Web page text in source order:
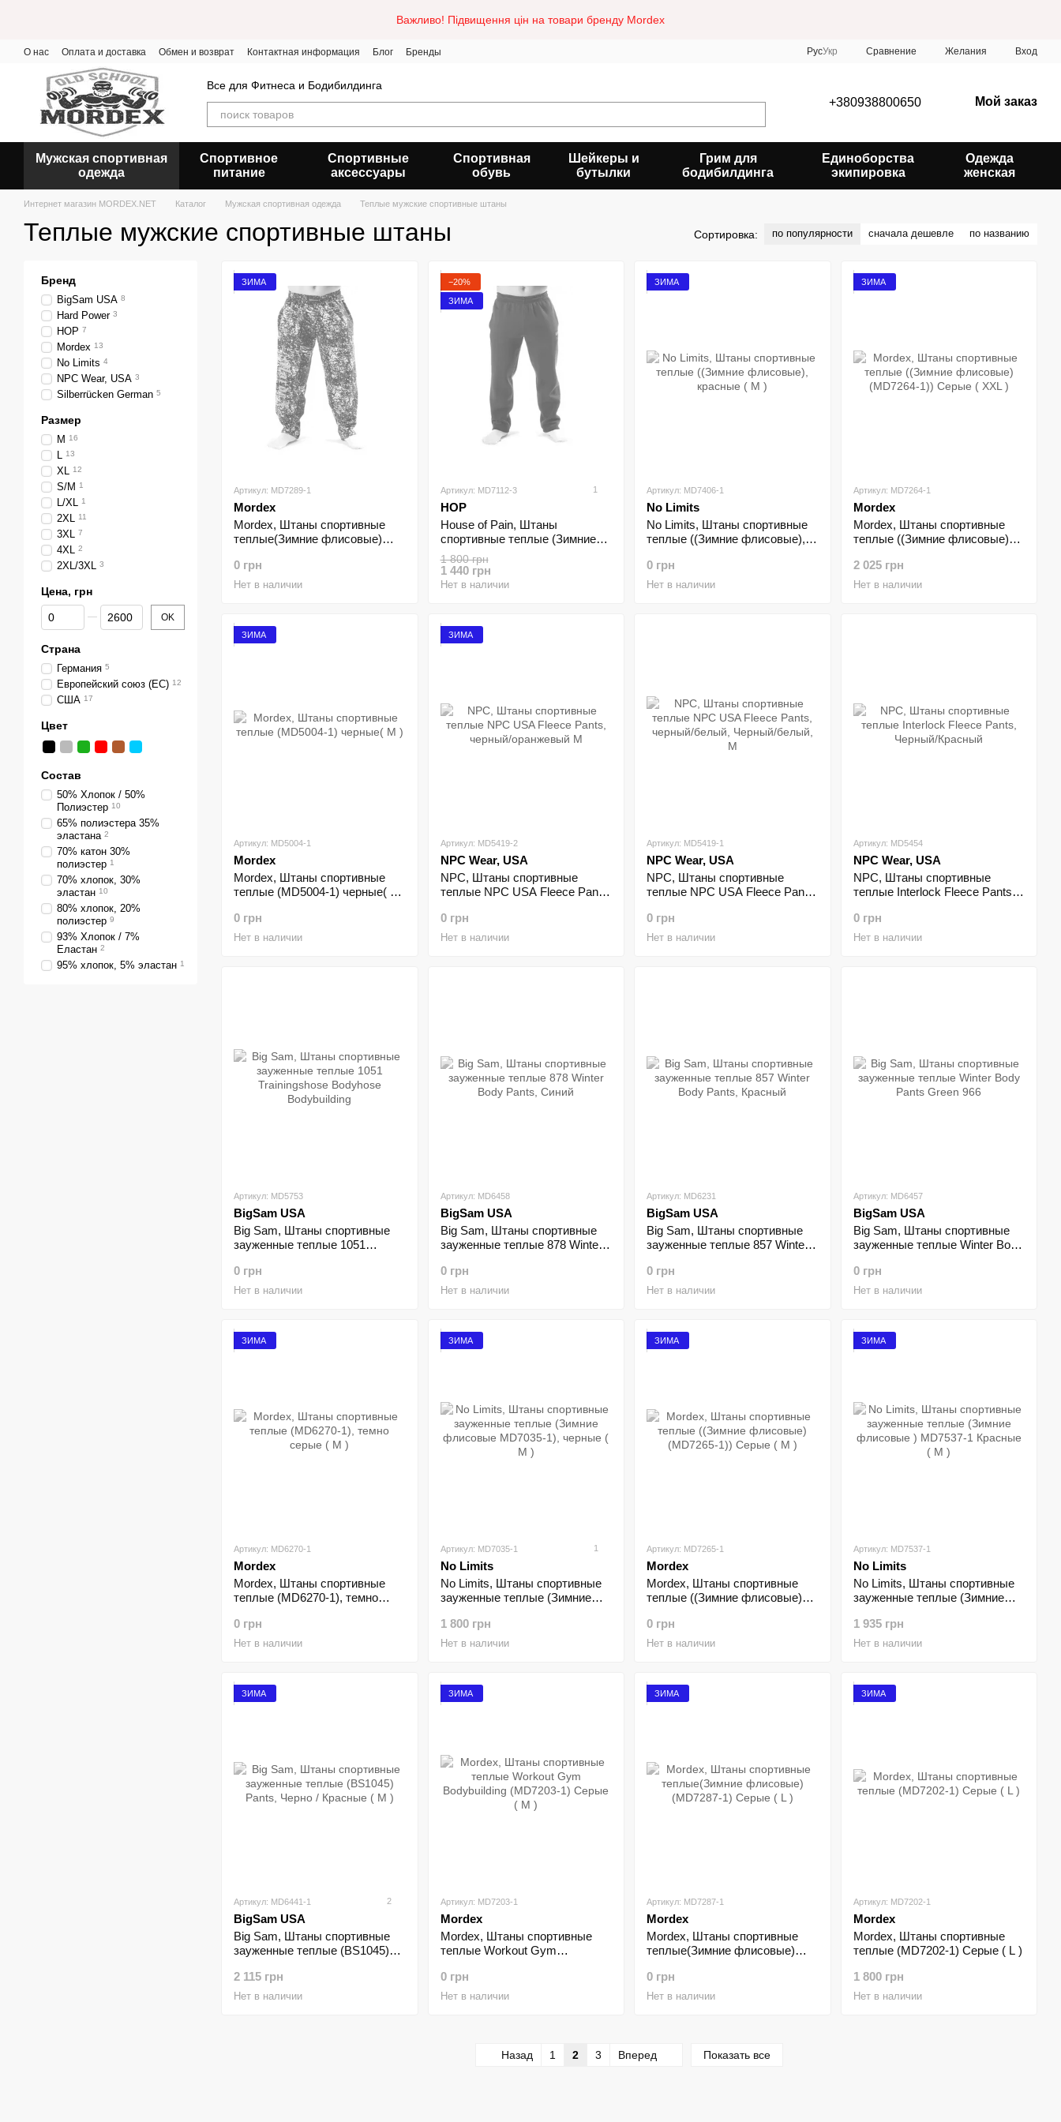
Важливо! Підвищення цін на товари бренду Mordex
О нас Оплата и доставка Обмен и возврат Контактная информация Блог Бренды РусУкр Сравнение Желания Вход
Все для Фитнеса и Бодибилдинга
+380938800650 Мой заказ
Мужская спортивная
одежда
Спортивное
питание
Спортивные
аксессуары
Спортивная
обувь
Шейкеры и
бутылки
Грим для
бодибилдинга
Единоборства
экипировка
Одежда
женская
Интернет магазин MORDEX.NET Каталог Мужская спортивная одежда Теплые мужские спортивные штаны
Теплые мужские спортивные штаны Сортировка: по популярности сначала дешевле по названию
ЗИМА
Артикул: MD7289-1
Mordex
Mordex, Штаны спортивные
теплые(Зимние флисовые)
0 грн
Нет в наличии
−20%
ЗИМА
Артикул: MD7112-3 1
HOP
House of Pain, Штаны
спортивные теплые (Зимние
флисовые) MD7112-3 Темно-
зеленые (M)
1 800 грн
1 440 грн
Нет в наличии
ЗИМА
Артикул: MD7406-1
No Limits
No Limits, Штаны спортивные
теплые ((Зимние флисовые),
0 грн
Нет в наличии
ЗИМА
Артикул: MD7264-1
Mordex
Mordex, Штаны спортивные
теплые ((Зимние флисовые)
2 025 грн
Нет в наличии
ЗИМА
Артикул: MD5004-1
Mordex
Mordex, Штаны спортивные
теплые (MD5004-1) черные( M
0 грн
Нет в наличии
ЗИМА
Артикул: MD5419-2
NPC Wear, USA
NPC, Штаны спортивные
теплые NPC USA Fleece Pants,
0 грн
Нет в наличии
Артикул: MD5419-1
NPC Wear, USA
NPC, Штаны спортивные
теплые NPC USA Fleece Pants,
0 грн
Нет в наличии
Артикул: MD5454
NPC Wear, USA
NPC, Штаны спортивные
теплые Interlock Fleece Pants,
0 грн
Нет в наличии
Артикул: MD5753
BigSam USA
Big Sam, Штаны спортивные
зауженные теплые 1051
Bodybuilding
0 грн
Нет в наличии
Артикул: MD6458
BigSam USA
Big Sam, Штаны спортивные
зауженные теплые 878 Winter
0 грн
Нет в наличии
Артикул: MD6231
BigSam USA
Big Sam, Штаны спортивные
зауженные теплые 857 Winter
0 грн
Нет в наличии
Артикул: MD6457
BigSam USA
Big Sam, Штаны спортивные
зауженные теплые Winter Body
0 грн
Нет в наличии
ЗИМА
Артикул: MD6270-1
Mordex
Mordex, Штаны спортивные
теплые (MD6270-1), темно
0 грн
Нет в наличии
ЗИМА
Артикул: MD7035-1 1
No Limits
No Limits, Штаны спортивные
зауженные теплые (Зимние
( M )
1 800 грн
Нет в наличии
ЗИМА
Артикул: MD7265-1
Mordex
Mordex, Штаны спортивные
теплые ((Зимние флисовые)
0 грн
Нет в наличии
ЗИМА
Артикул: MD7537-1
No Limits
No Limits, Штаны спортивные
зауженные теплые (Зимние
Красные ( M )
1 935 грн
Нет в наличии
ЗИМА
Артикул: MD6441-1 2
BigSam USA
Big Sam, Штаны спортивные
зауженные теплые (BS1045)
2 115 грн
Нет в наличии
ЗИМА
Артикул: MD7203-1
Mordex
Mordex, Штаны спортивные
теплые Workout Gym
( M )
0 грн
Нет в наличии
ЗИМА
Артикул: MD7287-1
Mordex
Mordex, Штаны спортивные
теплые(Зимние флисовые)
0 грн
Нет в наличии
ЗИМА
Артикул: MD7202-1
Mordex
Mordex, Штаны спортивные
теплые (MD7202-1) Серые ( L )
1 800 грн
Нет в наличии
Назад 1 2 3 Вперед Показать все
Бренд
BigSam USA 8
Hard Power 3
HOP 7
Mordex 13
No Limits 4
NPC Wear, USA 3
Silberrücken German 5
Размер
M 16
L 13
XL 12
S/M 1
L/XL 1
2XL 11
3XL 7
4XL 2
2XL/3XL 3
Цена, грн
От Цена, грн
До Цена, грн OK
Страна
Германия 5
Европейский союз (ЕС) 12
США 17
Цвет
Состав
50% Хлопок / 50%
Полиэстер 10
65% полиэстера 35%
эластана 2
70% катон 30%
полиэстер 1
70% хлопок, 30%
эластан 10
80% хлопок, 20%
полиэстер 9
93% Хлопок / 7%
Еластан 2
95% хлопок, 5% эластан 1